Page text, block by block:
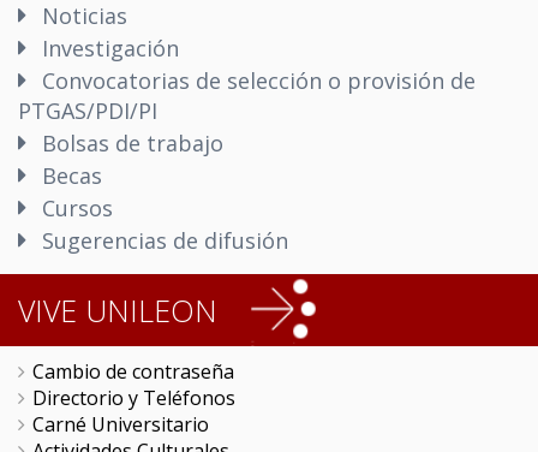
Noticias
Investigación
Convocatorias de selección o provisión de
PTGAS/PDI/PI
Bolsas de trabajo
Becas
Cursos
Sugerencias de difusión
VIVE UNILEON
Cambio de contraseña
Directorio y Teléfonos
Carné Universitario